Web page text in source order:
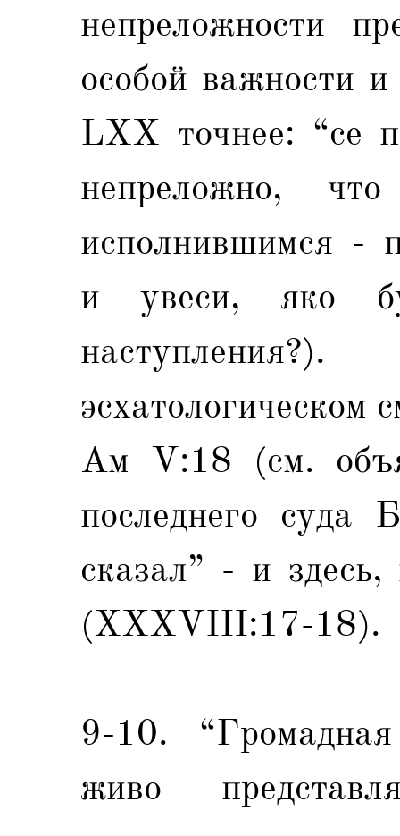
непреложности
особой важности
LXX точнее: “се
непреложно,
исполнившимся -
и увеси, яко
эсхатологическом
Ам V:18 (см.
последнего
сказал” - и
(XXXVIII:17-18).
9-10.
живо